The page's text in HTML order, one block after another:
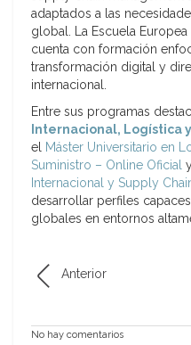
adaptados a las
global. La Escuela
cuenta con formación
transformación digital y
internacional.
Entre sus programas
Internacional, Logística
el Máster Universitario en
Suministro – Online Oficial
Internacional y Supply
desarrollar perfiles
globales en entornos
Anterior
No hay comentarios